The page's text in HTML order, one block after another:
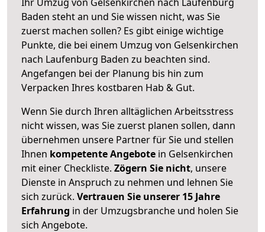
Baden steht an und Sie wissen nicht, was Sie
zuerst machen sollen? Es gibt einige wichtige
Punkte, die bei einem Umzug von Gelsenkirchen
nach Laufenburg Baden zu beachten sind.
Angefangen bei der Planung bis hin zum
Verpacken Ihres kostbaren Hab & Gut.
Wenn Sie durch Ihren alltäglichen Arbeitsstress
nicht wissen, was Sie zuerst planen sollen, dann
übernehmen unsere Partner für Sie und stellen
Ihnen kompetente Angebote in Gelsenkirchen
mit einer Checkliste. Zögern Sie nicht, unsere
Dienste in Anspruch zu nehmen und lehnen Sie
sich zurück. Vertrauen Sie unserer 15 Jahre
Erfahrung in der Umzugsbranche und holen Sie
sich Angebote.